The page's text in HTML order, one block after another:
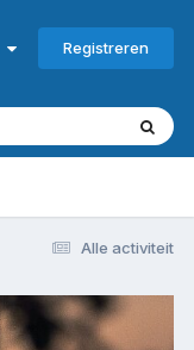
Registreren
Alle activiteit